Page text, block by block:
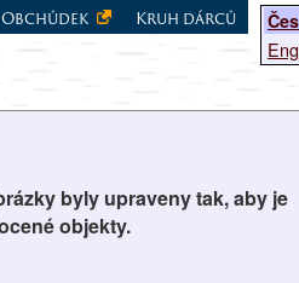
Obchůdek Kruh dárců
byly upraveny tak, aby je
objekty.